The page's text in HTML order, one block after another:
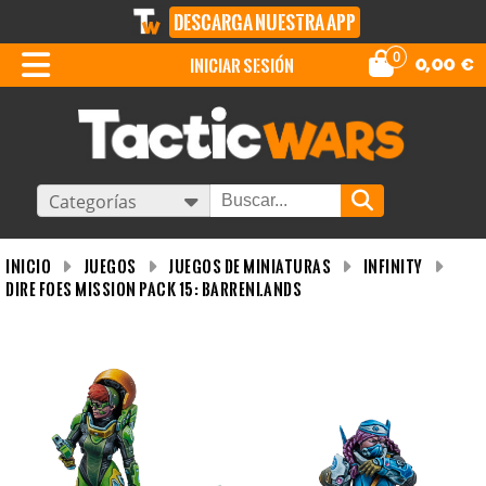
DESCARGA NUESTRA APP
0 0,00 €
iniciar sesión
Categorías
INICIO Juegos Juegos de miniaturas
Infinity
Dire Foes Mission Pack 15: Barrenlands